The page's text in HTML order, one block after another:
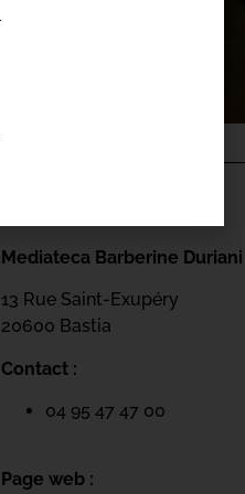
Mediateca Barberine Duriani
13 Rue Saint-Exupéry
20600 Bastia
Contact :
04 95 47 47 00
Page web :